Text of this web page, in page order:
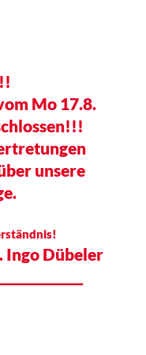
Mo 17.8.
unsere
Ingo Dübeler